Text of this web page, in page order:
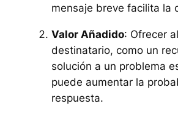
mensaje breve facilita la
Valor Añadido: Ofrecer
destinatario, como un
solución a un problema
puede aumentar la
respuesta.